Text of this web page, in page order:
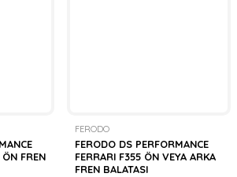
FREN
FERODO
FERODO DS PERFORMANCE
FERRARI F355 ÖN VEYA ARKA
FREN BALATASI